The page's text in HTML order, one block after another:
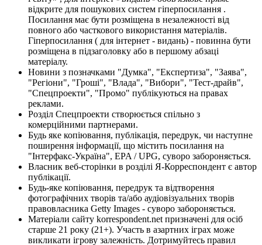
відкрите для пошукових систем гіперпосилання .
Посилання має бути розміщена в незалежності від
повного або часткового використання матеріалів.
Гіперпосилання ( для інтернет - видань) - повинна бути
розміщена в підзаголовку або в першому абзаці
матеріалу.
Новини з позначками "Думка", "Експертиза", "Заява",
"Регіони", "Гроші", "Влада", "Вибори", "Тест-драйв",
"Спецпроекти", "Промо" публікуються на правах
реклами.
Розділ Спецпроекти створюється спільно з
комерційними партнерами.
Будь яке копіювання, публікація, передрук, чи наступне
поширення інформації, що містить посилання на
"Інтерфакс-Україна", EPA / UPG, суворо забороняється.
Власник веб-сторінки в розділі Я-Корреспондент є автор
публікації.
Будь-яке копіювання, передрук та відтворення
фотографічних творів та/або аудіовізуальних творів
правовласника Getty Images - суворо забороняється.
Матеріали сайту korrespondent.net призначені для осіб
старше 21 року (21+). Участь в азартних іграх може
викликати ігрову залежність. Дотримуйтесь правил